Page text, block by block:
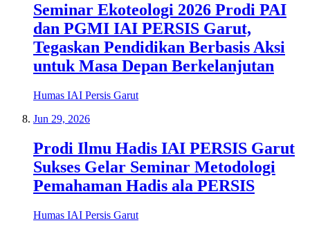
Seminar Ekoteologi 2026 Prodi PAI
dan PGMI IAI PERSIS Garut,
Tegaskan Pendidikan Berbasis Aksi
untuk Masa Depan Berkelanjutan
Humas IAI Persis Garut
Jun 29, 2026
Prodi Ilmu Hadis IAI PERSIS Garut
Sukses Gelar Seminar Metodologi
Pemahaman Hadis ala PERSIS
Humas IAI Persis Garut